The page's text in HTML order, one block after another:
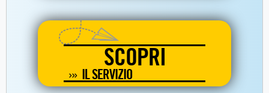
SCOPRI
IL SERVIZIO